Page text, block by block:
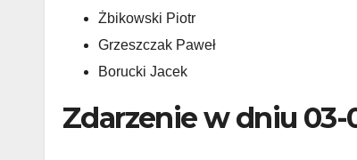
Żbikowski Piotr
Grzeszczak Paweł
Borucki Jacek
Zdarzenie w dniu